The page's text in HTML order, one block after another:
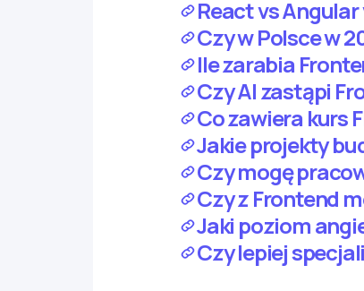
React vs
Czy w Polsce w
Ile zarabia
Czy AI zastąpi
Co zawiera kurs
Jakie projekty
Czy mogę
Czy z Frontend
Jaki poziom
Czy lepiej